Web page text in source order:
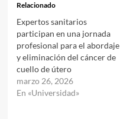
Relacionado
Expertos sanitarios
participan en una jornada
profesional para el abordaje
y eliminación del cáncer de
cuello de útero
marzo 26, 2026
En «Universidad»